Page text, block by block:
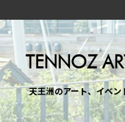
TENNOZ
天王洲のアート、イベン